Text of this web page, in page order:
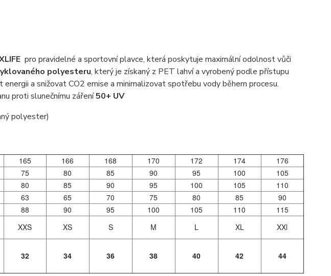
pro pravidelné a sportovní plavce, která poskytuje maximální odolnost vůči
polyesteru, který je získaný z PET lahví a vyrobený podle přístupu
a snižovat CO2 emise a minimalizovat spotřebu vody během procesu.
proti slunečnímu záření50+ UV
polyester)
165 166 168 170 172 174
176
75 80 85 90 95 100
105
80 85 90 95 100 105
110
63 65 70 75 80 85
90
88 90 95 100 105 110
115
XXS XS S M L XL XXl
32 34 36 38 40 42 44